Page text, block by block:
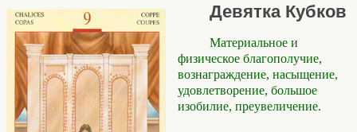
Девятка Кубков
Материальное и
физическое благополучие,
вознаграждение, насыщение,
удовлетворение, большое
изобилие, преувеличение.